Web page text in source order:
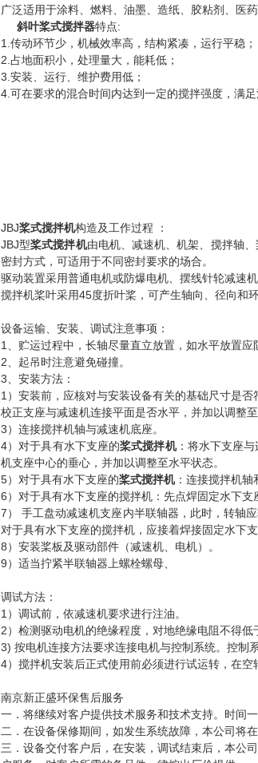
广泛适用于涂料、燃料、油墨、造纸、胶粘剂、医
斜叶桨式搅拌器特点:
1.传动环节少，机械效率高，结构紧凑，运行平稳；
2.占地面积小，处理量大，能耗低；
3.安装、运行、维护费用低；
4.可在要求的混合时间内达到一定的搅拌强度，满
JBJ桨式搅拌机构造及工作过程 ：
JBJ型桨式搅拌机由电机、减速机、机架、搅拌轴
密封方式，可适用于不同密封要求的场合。
驱动装置采用普通电机或防爆电机、摆线针轮减速
搅拌机桨叶采用45度折叶桨，可产生轴向、径向和
设备运输、安装、调试注意事项：
1、贮运过程中，长轴尽量直立放置，如水平放置应
2、起吊时注意避免碰撞。
3、安装方法：
1）安装前，应核对与安装设备有关的基础尺寸是
校正支座与减速机连接平面是否水平，并加以调整至
3）连接搅拌机轴与减速机底座。
4）对于具有水下支座的桨式搅拌机：将水下支座
机支座中心的垂心，并加以调整至水平状态。
5）对于具有水下支座的桨式搅拌机：连接搅拌机轴
6）对于具有水下支座的搅拌机：先点焊固定水下
7） 手工盘动减速机支座内半联轴器，此时，转轴
对于具有水下支座的搅拌机，应接着焊接固定水下
8）安装桨板及驱动部件（减速机、电机）。
9）适当拧紧半联轴器上螺栓螺母、
调试方法：
1）调试前，依减速机要求进行注油。
2）检测驱动电机的绝缘程度，对地绝缘电阻不得低
3) 按电机连接方法要求连接电机与控制系统。控制
4）搅拌机安装后正式使用前必须进行试运转，在
南京新正盛环保售后服务
一． 将继续对客户提供技术服务和技术支持。时间一
二． 在设备保修期间，如发生系统故障，本公司将
三．设备交付客户后，在安装，调试结束后，本公